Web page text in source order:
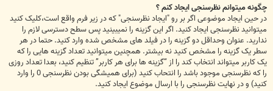
چگونه میتوانم نظرسنجی ایجاد کنم ؟
در حین ایجاد موضوعی اگر بر رو "ایجاد نظرسنجی" که در زیر فرم واقع است،کلیک کنید
میتوانید نظرسنجی ایجاد کنید. اگر این گزینه را نمیبینید پس سطح دسترسی لازم را
ندارید. عنوان وحداقل دو گزینه را در فیلد های مشخص شده وارد کنید. حتما در هر
سطر یک گزینه را مشخص کنید نه بیشتر. همچنین میتوانید تعداد گزینه هایی را که
یک کاربر میتواند انتخاب کند را از “گزینه ها برای هر کاربر” تنظیم کنید، بعدا تعداد روزی
را که نظرسنجی موجود باشد را انتحاب کنید (برای همیشگی بودن نظرسنجی 0 را وارد
کنید) و در نهایت نظرسنجی را با ارسال موضوع ایجاد کنید.